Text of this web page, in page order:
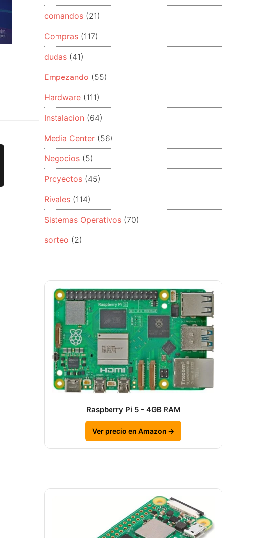
comandos (21)
Compras (117)
dudas (41)
Empezando (55)
Hardware (111)
Instalacion (64)
Media Center (56)
Negocios (5)
Proyectos (45)
Rivales (114)
Sistemas Operativos (70)
sorteo (2)
Raspberry Pi 5 - 4GB RAM
Ver precio en Amazon →